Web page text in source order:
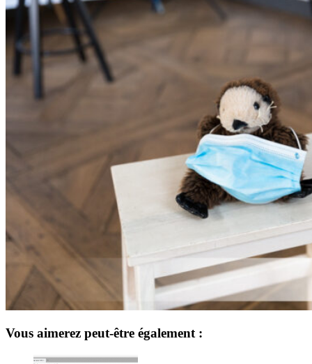
Vous aimerez peut-être également :